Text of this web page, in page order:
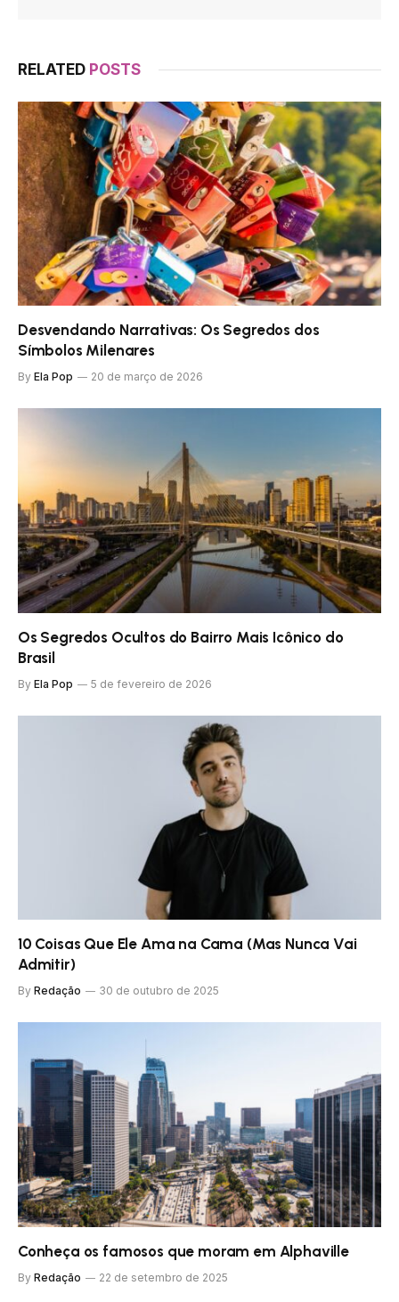
RELATED POSTS
Desvendando Narrativas: Os Segredos dos
Símbolos Milenares
By Ela Pop 20 de março de 2026
Os Segredos Ocultos do Bairro Mais Icônico do
Brasil
By Ela Pop 5 de fevereiro de 2026
10 Coisas Que Ele Ama na Cama (Mas Nunca Vai
Admitir)
By Redação 30 de outubro de 2025
Conheça os famosos que moram em Alphaville
By Redação 22 de setembro de 2025